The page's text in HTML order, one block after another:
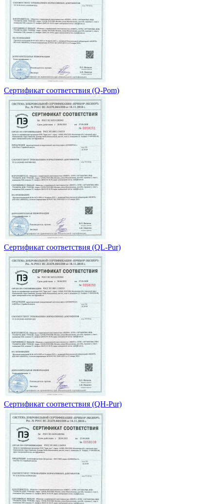
Сертификат соответствия (Q-Pom)
Сертификат соответствия (QL-Pur)
Сертификат соответствия (QH-Pur)